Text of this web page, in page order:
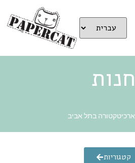
חנות
ארכיטקטורה בתל אביב
קטגוריות